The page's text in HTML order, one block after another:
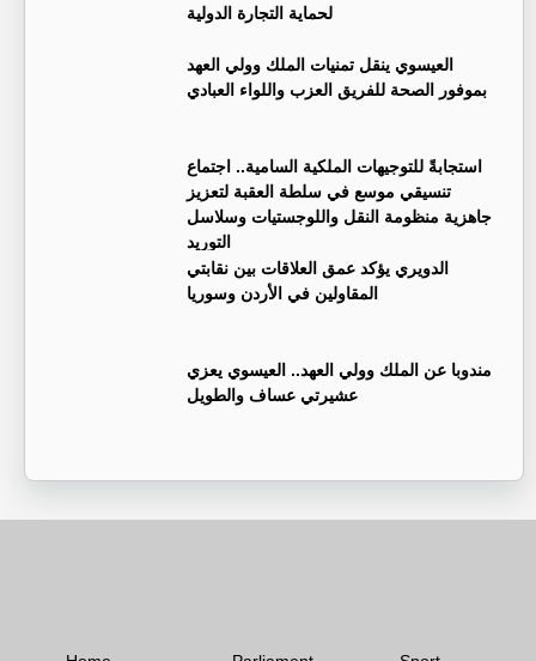
لحماية التجارة الدولية
العيسوي ينقل تمنيات الملك وولي العهد
بموفور الصحة للفريق العزب واللواء العبادي
استجابةً للتوجيهات الملكية السامية.. اجتماع
تنسيقي موسع في سلطة العقبة لتعزيز
جاهزية منظومة النقل واللوجستيات وسلاسل
التوريد
الدويري يؤكد عمق العلاقات بين نقابتي
المقاولين في الأردن وسوريا
مندوبا عن الملك وولي العهد.. العيسوي يعزي
عشيرتي عساف والطويل